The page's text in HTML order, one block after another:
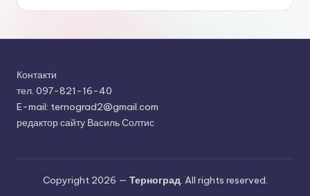
Контакти
тел. 097-821-16-40
E-mail: ternograd2@gmail.com
редактор сайту Василь Солтис
Copyright 2026 — Терноград. All rights reserved.